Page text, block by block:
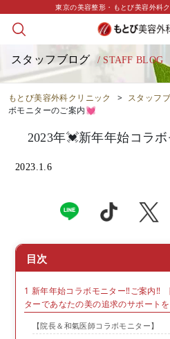
東京の美容整形・もとび美容外科
スタッフブログ / STAFF BLOG
もとび美容外科クリニック > スタッフ
ボモニターのご案内💓
2023年💓新年年始コラ
2023.1.6
目次
1 新年年始コラボモニター‼ご案内‼
ターであなたの美の追求のサポートを
【院長＆和氣医師コラボモニター】